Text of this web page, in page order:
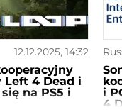
12.12.2025, 14:32
4 Dead i
na PS5 i
i
4